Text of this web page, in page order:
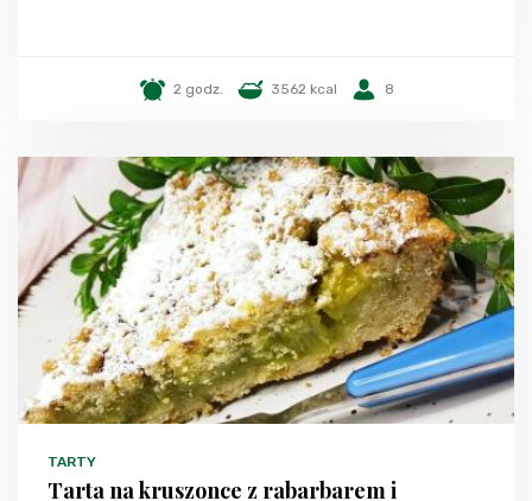
2 godz. 3562 kcal 8
TARTY
Tarta na kruszonce z rabarbarem i